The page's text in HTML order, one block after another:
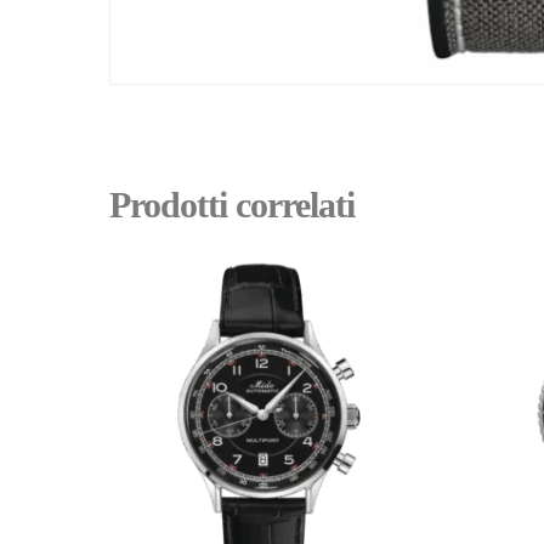
Prodotti correlati